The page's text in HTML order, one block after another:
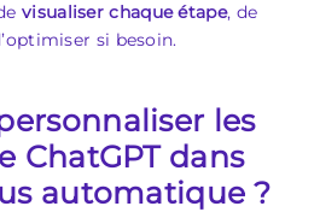
visualiser chaque étape, de
si besoin.
les
ChatGPT dans
automatique ?